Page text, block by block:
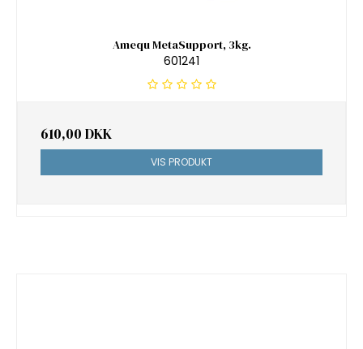
Amequ MetaSupport, 3kg.
601241
610,00 DKK
VIS PRODUKT